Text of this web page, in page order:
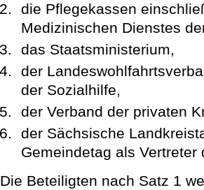
die Pflegekassen
Medizinischen Dienstes
das Staatsministerium,
der
der Sozialhilfe,
der Verband der privaten
der Sächsische
Gemeindetag als
Die Beteiligten nach Satz 1